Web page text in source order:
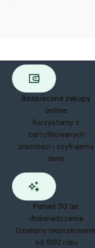
Bezpieczne zakupy
online
Korzystamy z
certyfikowanych
płatności i szyfrujemy
dane
Ponad 30 lat
doświadczenia
Działamy
od 1992 roku